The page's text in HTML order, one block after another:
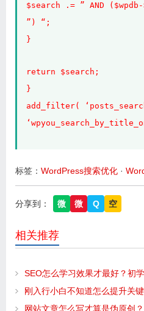
$search .= ” AND
”) “;
}
return $search;
}
add_filter(
标签： WordPress搜索优化 ·
分享到： 微 微 Q 空
相关推荐
SEO怎么学习效果才最好？初
刚入行小白不知道怎么提升关
网站文章怎么写才算是伪原创